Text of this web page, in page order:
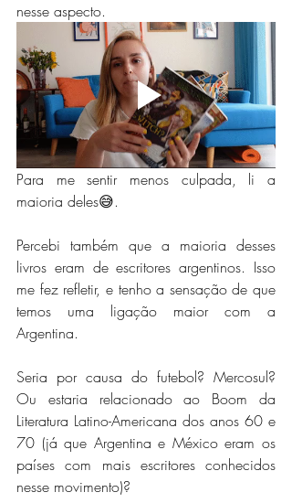
nesse aspecto.
Para me sentir menos culpada, li a
maioria deles😅.
Percebi também que a maioria desses
livros eram de escritores argentinos. Isso
me fez refletir, e tenho a sensação de que
temos uma ligação maior com a
Argentina.
Seria por causa do futebol? Mercosul?
Ou estaria relacionado ao Boom da
Literatura Latino-Americana dos anos 60 e
70 (já que Argentina e México eram os
países com mais escritores conhecidos
nesse movimento)?